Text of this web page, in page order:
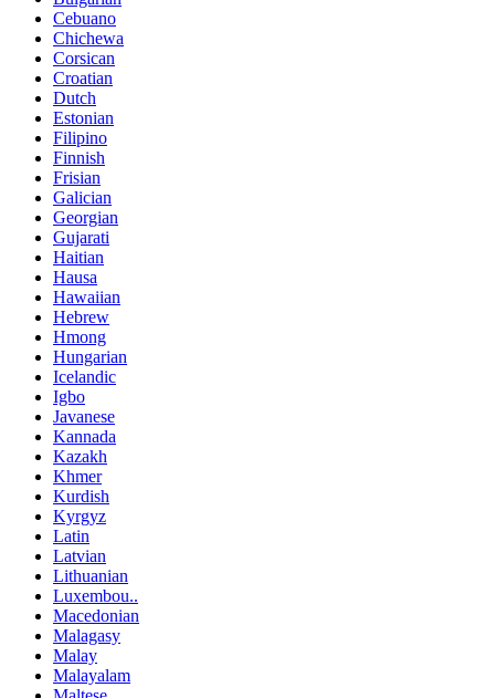
Cebuano
Chichewa
Corsican
Croatian
Dutch
Estonian
Filipino
Finnish
Frisian
Galician
Georgian
Gujarati
Haitian
Hausa
Hawaiian
Hebrew
Hmong
Hungarian
Icelandic
Igbo
Javanese
Kannada
Kazakh
Khmer
Kurdish
Kyrgyz
Latin
Latvian
Lithuanian
Luxembou..
Macedonian
Malagasy
Malay
Malayalam